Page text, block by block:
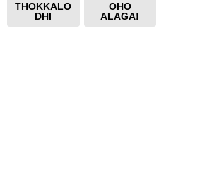
THOKKALO
DHI
OHO
ALAGA!